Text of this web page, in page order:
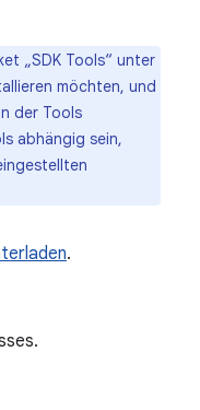
„SDK Tools“ unter
möchten, und
der Tools
abhängig sein,
.